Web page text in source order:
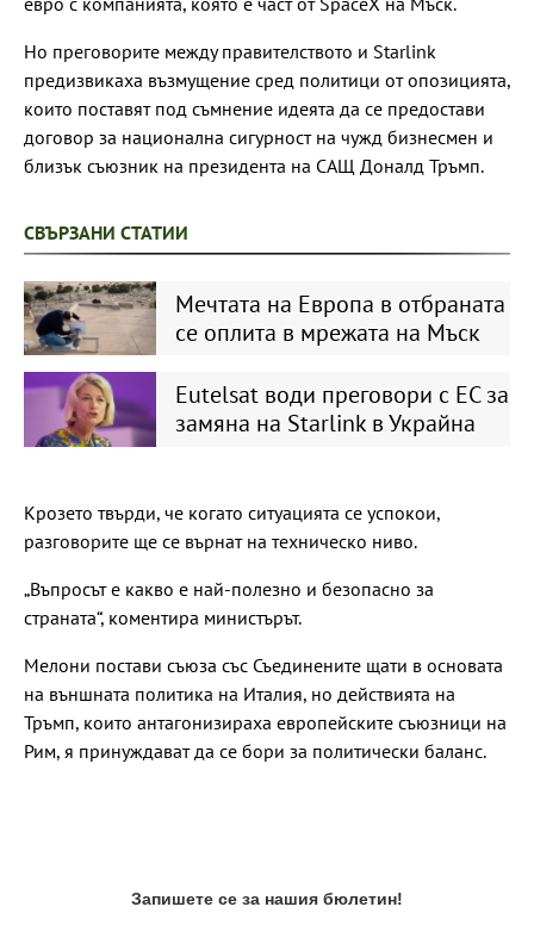
Но преговорите между правителството и Starlink
предизвикаха възмущение сред политици от опозицията,
които поставят под съмнение идеята да се предостави
договор за национална сигурност на чужд бизнесмен и
близък съюзник на президента на САЩ Доналд Тръмп.
СВЪРЗАНИ СТАТИИ
Мечтата на Европа в отбраната
се оплита в мрежата на Мъск
Eutelsat води преговори с ЕС за
замяна на Starlink в Украйна
Крозето твърди, че когато ситуацията се успокои,
разговорите ще се върнат на техническо ниво.
„Въпросът е какво е най-полезно и безопасно за
страната“, коментира министърът.
Мелони постави съюза със Съединените щати в основата
на външната политика на Италия, но действията на
Тръмп, които антагонизираха европейските съюзници на
Рим, я принуждават да се бори за политически баланс.